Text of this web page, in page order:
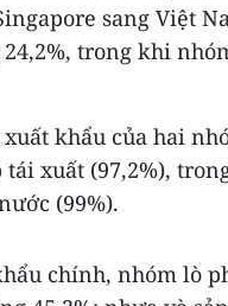
sang Việt
trong khi
khẩu của hai
xuất (97,2%),
(99%).
chính, nhóm lò